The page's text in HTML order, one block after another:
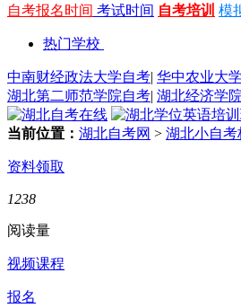
自考报名时间 考试时间 自考培训 模
热门学校
中南财经政法大学自考| 华中农业大
湖北第二师范学院自考| 湖北经济学
当前位置： 湖北自考网 > 湖北小自考
资料领取
1238
阅读量
视频课程
报名